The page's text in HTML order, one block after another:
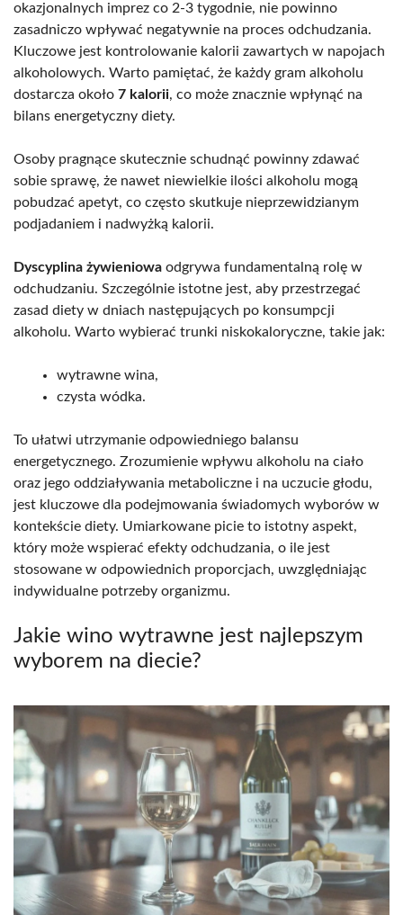
okazjonalnych imprez co 2-3 tygodnie, nie powinno
zasadniczo wpływać negatywnie na proces odchudzania.
Kluczowe jest kontrolowanie kalorii zawartych w napojach
alkoholowych. Warto pamiętać, że każdy gram alkoholu
dostarcza około 7 kalorii, co może znacznie wpłynąć na
bilans energetyczny diety.
Osoby pragnące skutecznie schudnąć powinny zdawać
sobie sprawę, że nawet niewielkie ilości alkoholu mogą
pobudzać apetyt, co często skutkuje nieprzewidzianym
podjadaniem i nadwyżką kalorii.
Dyscyplina żywieniowa odgrywa fundamentalną rolę w
odchudzaniu. Szczególnie istotne jest, aby przestrzegać
zasad diety w dniach następujących po konsumpcji
alkoholu. Warto wybierać trunki niskokaloryczne, takie jak:
wytrawne wina,
czysta wódka.
To ułatwi utrzymanie odpowiedniego balansu
energetycznego. Zrozumienie wpływu alkoholu na ciało
oraz jego oddziaływania metaboliczne i na uczucie głodu,
jest kluczowe dla podejmowania świadomych wyborów w
kontekście diety. Umiarkowane picie to istotny aspekt,
który może wspierać efekty odchudzania, o ile jest
stosowane w odpowiednich proporcjach, uwzględniając
indywidualne potrzeby organizmu.
Jakie wino wytrawne jest najlepszym
wyborem na diecie?